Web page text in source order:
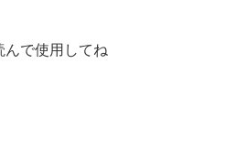
んで使用してね